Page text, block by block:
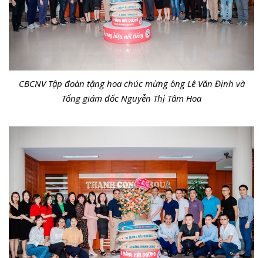
CBCNV Tập đoàn tặng hoa chúc mừng ông Lê Văn Định và
Tổng giám đốc Nguyễn Thị Tâm Hoa